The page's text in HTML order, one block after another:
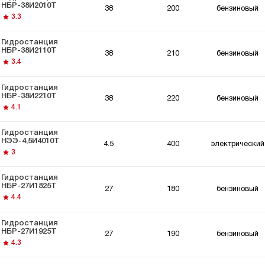
для
толкателей
НБР-38И2010Т
3.3
38 200 бензиновый
Гидростанция
НБР-38И2110Т
3.4
38 210 бензиновый
Гидростанция
НБР-38И2210Т
4.1
38 220 бензиновый
Гидростанция
НЭЭ-4,5И4010Т
3
4.5 400 электрический
Гидростанция
НБР-27И1825Т
4.4
27 180 бензиновый
Гидростанция
НБР-27И1925Т
4.3
27 190 бензиновый